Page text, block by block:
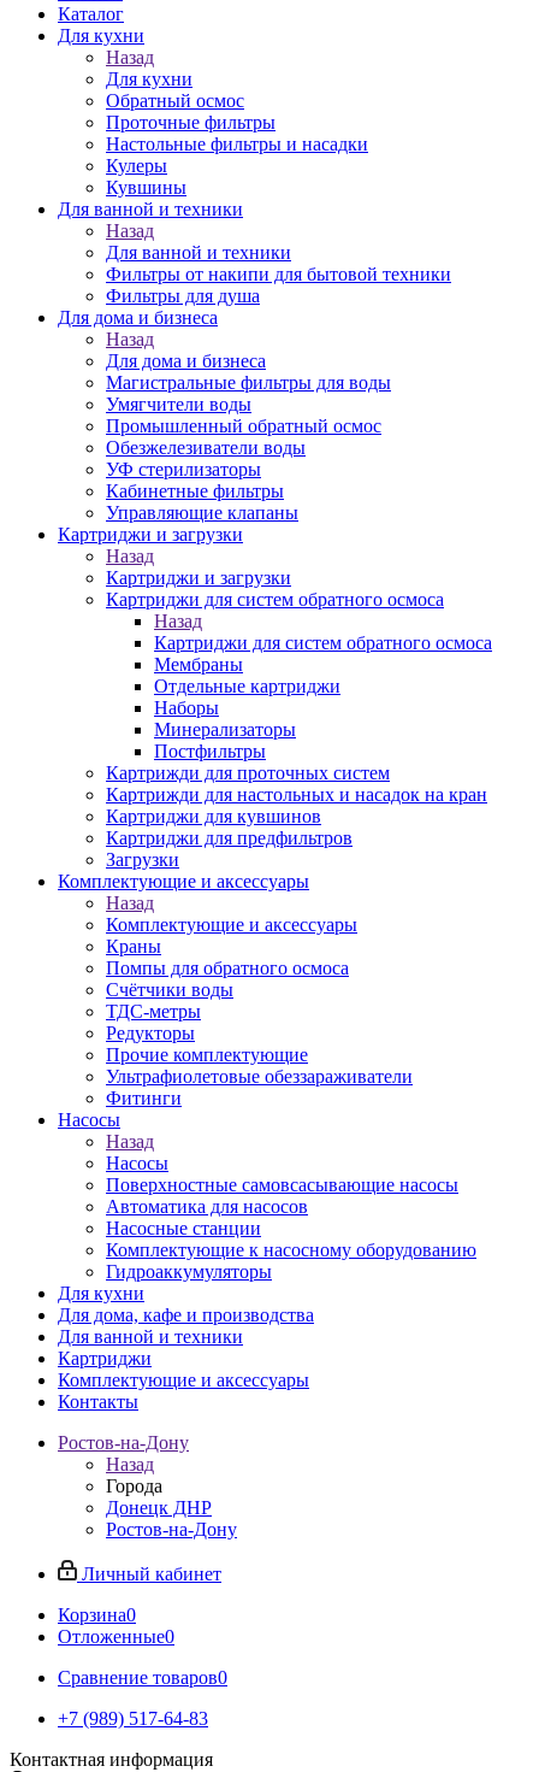
Каталог
Для кухни
Назад
Для кухни
Обратный осмос
Проточные фильтры
Настольные фильтры и насадки
Кулеры
Кувшины
Для ванной и техники
Назад
Для ванной и техники
Фильтры от накипи для бытовой техники
Фильтры для душа
Для дома и бизнеса
Назад
Для дома и бизнеса
Магистральные фильтры для воды
Умягчители воды
Промышленный обратный осмос
Обезжелезиватели воды
УФ стерилизаторы
Кабинетные фильтры
Управляющие клапаны
Картриджи и загрузки
Назад
Картриджи и загрузки
Картриджи для систем обратного осмоса
Назад
Картриджи для систем обратного осмоса
Мембраны
Отдельные картриджи
Наборы
Минерализаторы
Постфильтры
Картрижди для проточных систем
Картрижди для настольных и насадок на кран
Картриджи для кувшинов
Картриджи для предфильтров
Загрузки
Комплектующие и аксессуары
Назад
Комплектующие и аксессуары
Краны
Помпы для обратного осмоса
Счётчики воды
ТДС-метры
Редукторы
Прочие комплектующие
Ультрафиолетовые обеззараживатели
Фитинги
Насосы
Назад
Насосы
Поверхностные самовсасывающие насосы
Автоматика для насосов
Насосные станции
Комплектующие к насосному оборудованию
Гидроаккумуляторы
Для кухни
Для дома, кафе и производства
Для ванной и техники
Картриджи
Комплектующие и аксессуары
Контакты
Ростов-на-Дону
Назад
Города
Донецк ДНР
Ростов-на-Дону
Личный кабинет
Корзина0
Отложенные0
Сравнение товаров0
+7 (989) 517-64-83
Контактная информация